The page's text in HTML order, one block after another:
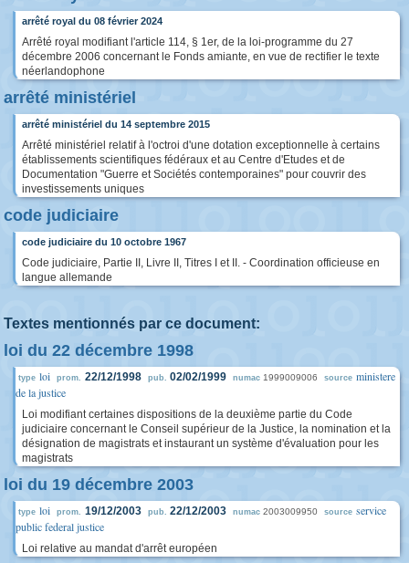
arrêté royal du 08 février 2024
Arrêté royal modifiant l'article 114, § 1er, de la loi-programme du 27
décembre 2006 concernant le Fonds amiante, en vue de rectifier le texte
néerlandophone
arrêté ministériel
arrêté ministériel du 14 septembre 2015
Arrêté ministériel relatif à l'octroi d'une dotation exceptionnelle à certains
établissements scientifiques fédéraux et au Centre d'Etudes et de
Documentation "Guerre et Sociétés contemporaines" pour couvrir des
investissements uniques
code judiciaire
code judiciaire du 10 octobre 1967
Code judiciaire, Partie II, Livre II, Titres I et II. - Coordination officieuse en
langue allemande
Textes mentionnés par ce document:
loi du 22 décembre 1998
type loi prom. 22/12/1998 pub. 02/02/1999 numac 1999009006 source ministere
de la justice
Loi modifiant certaines dispositions de la deuxième partie du Code
judiciaire concernant le Conseil supérieur de la Justice, la nomination et la
désignation de magistrats et instaurant un système d'évaluation pour les
magistrats
loi du 19 décembre 2003
type loi prom. 19/12/2003 pub. 22/12/2003 numac 2003009950 source service
public federal justice
Loi relative au mandat d'arrêt européen